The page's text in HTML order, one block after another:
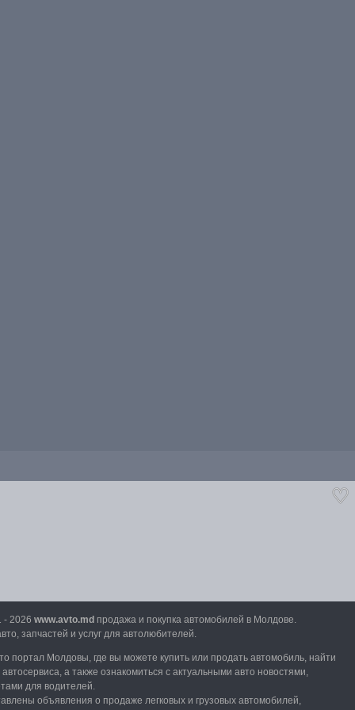
- 2026www.avto.md продажа и покупка автомобилей в Молдове.
запчастей и услуг для автолюбителей.
портал Молдовы, где вы можете купить или продать автомобиль, найти
автосервиса, а также ознакомиться с актуальными авто новостями,
для водителей.
объявления о продаже легковых и грузовых автомобилей,